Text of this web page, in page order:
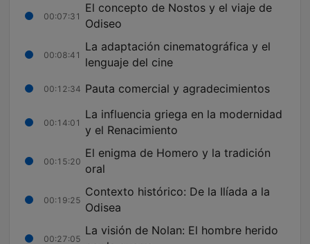
00:07:31
El concepto de Nostos y el viaje de
Odiseo
00:08:41
La adaptación cinematográfica y el
lenguaje del cine
00:12:34 Pauta comercial y agradecimientos
00:14:01
La influencia griega en la modernidad
y el Renacimiento
00:15:20
El enigma de Homero y la tradición
oral
00:19:25
Contexto histórico: De la Ilíada a la
Odisea
00:27:05
La visión de Nolan: El hombre herido